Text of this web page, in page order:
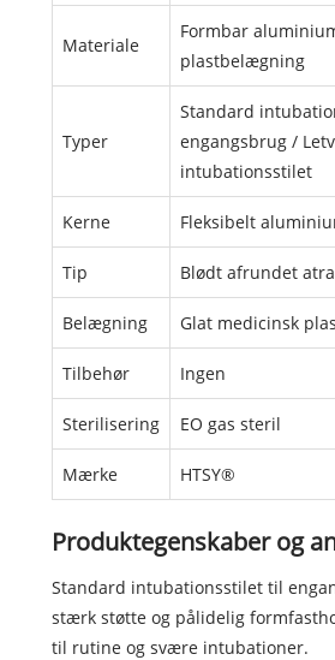
Materiale
Formbar
plastbelægning
Typer
Standard
engangsbrug /
intubationsstilet
Kerne Fleksibelt
Tip Blødt afrundet
Belægning Glat medicinsk
Tilbehør Ingen
Sterilisering EO gas steril
Mærke HTSY®
Produktegenskaber og
Standard intubationsstilet til
stærk støtte og pålidelig
til rutine og svære intubationer.